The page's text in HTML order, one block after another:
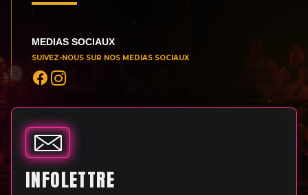
MEDIAS SOCIAUX
SUIVEZ-NOUS SUR NOS MEDIAS SOCIAUX
INFOLETTRE